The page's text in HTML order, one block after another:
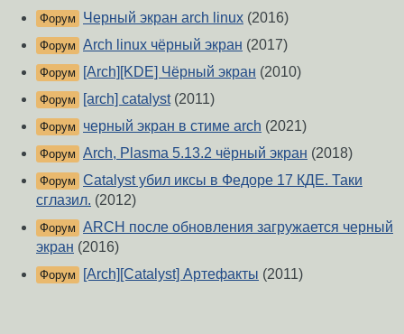
Форум Черный экран arch linux (2016)
Форум Arch linux чёрный экран (2017)
Форум [Arch][KDE] Чёрный экран (2010)
Форум [arch] catalyst(2011)
Форум черный экран в стиме arch (2021)
Форум Arch, Plasma 5.13.2 чёрный экран (2018)
Форум Catalyst убил иксы в Федоре 17 КДЕ. Таки
сглазил. (2012)
Форум ARCH после обновления загружается черный
экран (2016)
Форум [Arch][Catalyst] Артефакты (2011)